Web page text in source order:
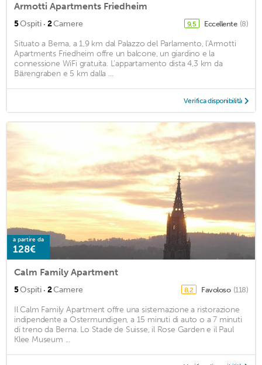
Armotti Apartments Friedheim
5Ospiti · 2Camere 9,5 Eccellente (8)
Situato a Berna, a 1,9 km dal Palazzo del Parlamento, l'Armotti
Apartments Friedheim offre un balcone, un giardino e la
connessione WiFi gratuita. L'appartamento dista 4,3 km da
Bärengraben e 5 km dalla ...
Verifica disponibilità
a partire da
128€
Calm Family Apartment
5Ospiti · 2Camere 8,2 Favoloso (118)
Il Calm Family Apartment offre una sistemazione a ristorazione
indipendente a Ostermundigen, a 15 minuti di auto o a 7 minuti
di treno da Berna. Lo Stade de Suisse, il Rose Garden e il Paul
Klee Museum ...